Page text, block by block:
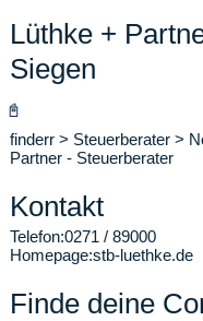
Lüthke +
Siegen
📓
finderr > Steuerberater >
Partner - Steuerberater
Kontakt
Telefon:0271 / 89000
Homepage:stb-luethke.de
Finde deine